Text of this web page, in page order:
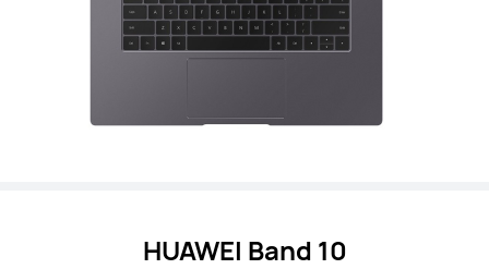
HUAWEI Band 10